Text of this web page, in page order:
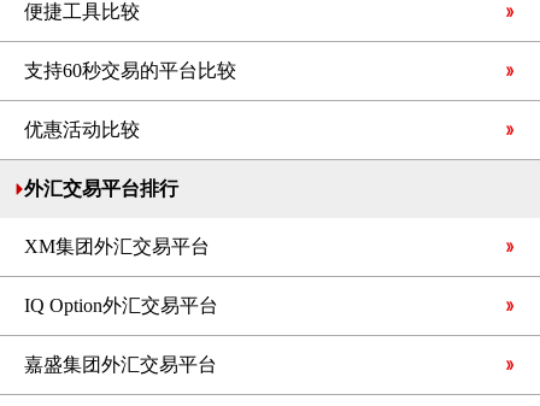
便捷工具比较
支持60秒交易的平台比较
优惠活动比较
外汇交易平台排行
XM集团外汇交易平台
IQ Option外汇交易平台
嘉盛集团外汇交易平台